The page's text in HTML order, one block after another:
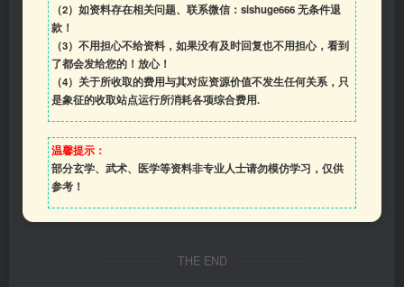
（2）如资料存在相关问题、联系微信：sishuge666 无条件退
款！
（3） 不用担心不给资料，如果没有及时回复也不用担心，看到
了都会发给您的！放心！
（4） 关于所收取的费用与其对应资源价值不发生任何关系，只
是象征的收取站点运行所消耗各项综合费用.
温馨提示：
部分玄学、武术、医学等资料非专业人士请勿模仿学习，仅供
参考！
THE END